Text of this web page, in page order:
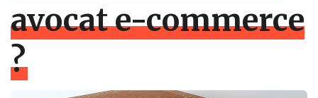
avocat e-commerce
?